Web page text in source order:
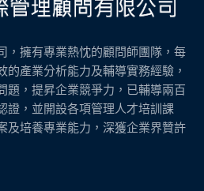
，擁有專業熱忱的顧問師團隊，每
的產業分析能力及輔導實務經驗，
題，提昇企業競爭力，已輔導兩百
證，並開設各項管理人才培訓課
及培養專業能力，深獲企業界贊許